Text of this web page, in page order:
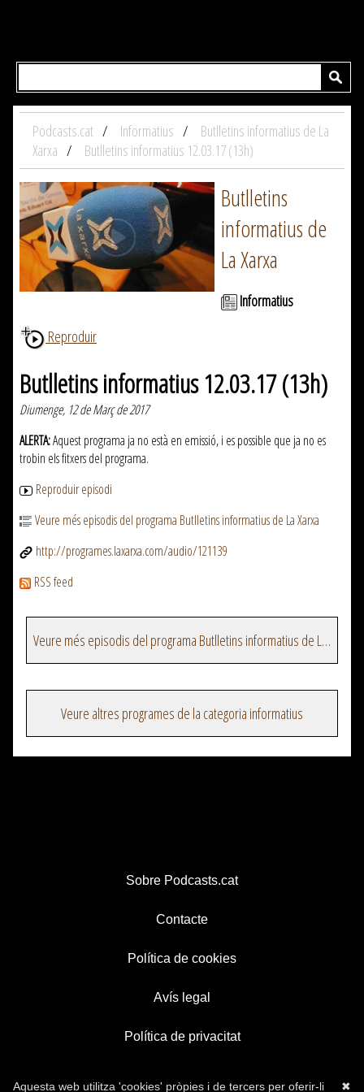
Podcasts.cat Informatius
Butlletins informatius de La
Xarxa
Butlletins informatius 12.03.17 (13h)
Butlletins
informatius de
La Xarxa
Informatius
Reproduir
Butlletins informatius 12.03.17 (13h)
Diumenge, 12 de Març de 2017
ALERTA:Aquest programa ja no està en emissió, i es possible que ja no es
trobin els fitxers del programa.
Reproduir episodi
Veure més episodis del programa Butlletins informatius de La Xarxa
http://programes.laxarxa.com/audio/121139
RSS feed
Veure més episodis del programa Butlletins informatius de La Xarxa
Veure altres programes de la categoria informatius
Sobre Podcasts.cat
Contacte
Política de cookies
Avís legal
Política de privacitat
✖
Aquesta web utilitza 'cookies' pròpies i de tercers per oferir-li